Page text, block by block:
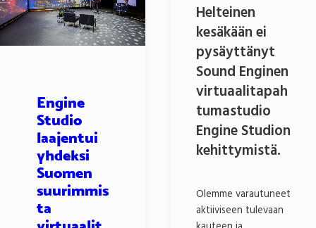
Helteinen
kesäkään ei
pysäyttänyt
Sound Enginen
virtuaalitapah
tumastudio
Engine Studion
kehittymistä.
Olemme varautuneet
aktiiviseen tulevaan
Engine
Studio
laajentui
yhdeksi
Suomen
suurimmis
ta